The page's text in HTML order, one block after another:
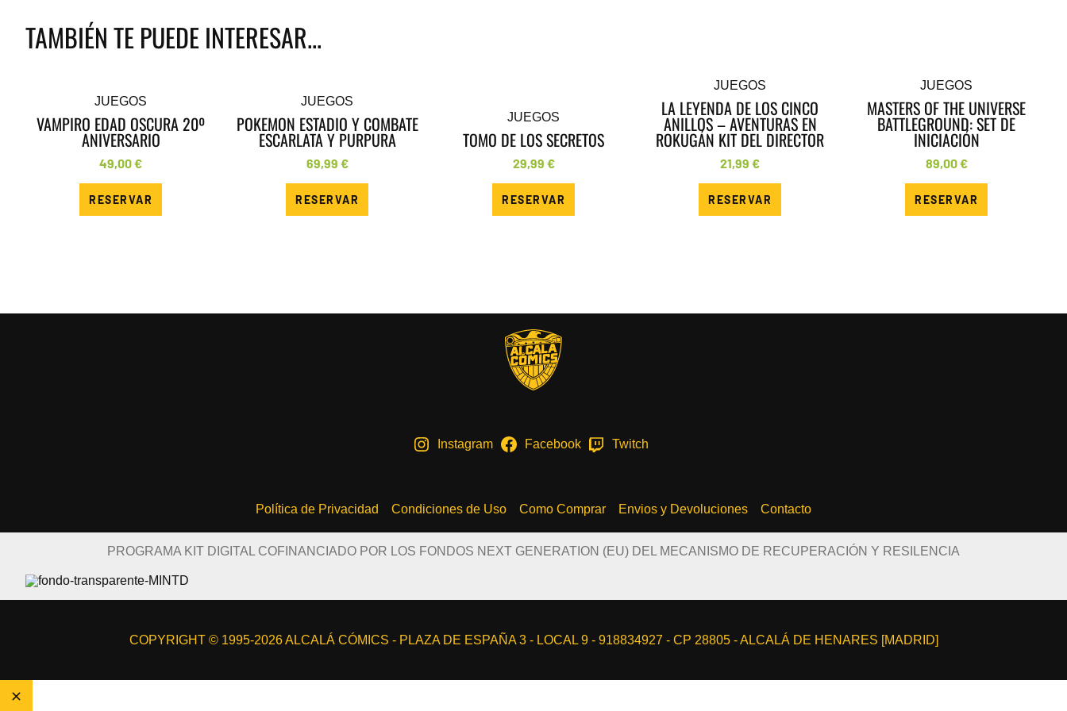
TAMBIÉN TE PUEDE INTERESAR...
JUEGOS
VAMPIRO EDAD OSCURA 20º
ANIVERSARIO
49,00€
RESERVAR
JUEGOS
POKEMON ESTADIO Y COMBATE
ESCARLATA Y PURPURA
69,99 €
RESERVAR
JUEGOS
TOMO DE LOS SECRETOS
29,99 €
RESERVAR
JUEGOS
LA LEYENDA DE LOS CINCO
ANILLOS – AVENTURAS EN
ROKUGÁN KIT DEL DIRECTOR
21,99 €
RESERVAR
JUEGOS
MASTERS OF THE UNIVERSE
BATTLEGROUND: SET DE
INICIACIÓN
89,00€
RESERVAR
Instagram Facebook Twitch
Política de Privacidad Condiciones de Uso Como Comprar Envios y Devoluciones Contacto
PROGRAMA KIT DIGITAL COFINANCIADO POR LOS FONDOS NEXT GENERATION (EU) DEL MECANISMO DE RECUPERACIÓN Y RESILENCIA
COPYRIGHT © 1995-2026 ALCALÁ CÓMICS - PLAZA DE ESPAÑA 3 - LOCAL 9 - 918834927 - CP 28805 - ALCALÁ DE HENARES [MADRID]